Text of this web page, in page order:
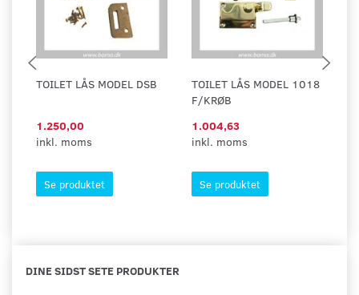
TOILET LÅS MODEL DSB
1.250,00
inkl. moms
Se produktet
TOILET LÅS MODEL 1018
F/KRØB
1.004,63
inkl. moms
Se produktet
DINE SIDST SETE PRODUKTER